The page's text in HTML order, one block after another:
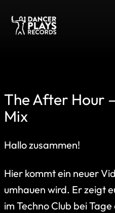
The After Hour
Mix
Hallo zusammen!
Hier kommt ein neuer
umhauen wird. Er zeigt
im Techno Club bei Tage